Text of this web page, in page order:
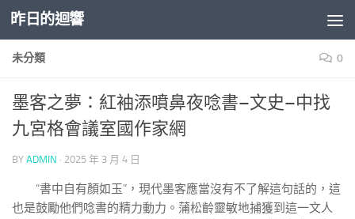
Skip to content
昨日的迴響
未分類 0
墨客之夢：紅袖添噴鼻夜唸書–文史–中找
九宮格會議室國作家網
BY ADMIN · 2025 年 3 月 4 日
“書中自有顏如玉”，現代墨客應當沒有不了解這句話的，這
也是鼓勵他們唸書的精力動力。蒲松齡靈敏地捕獲到這一文人